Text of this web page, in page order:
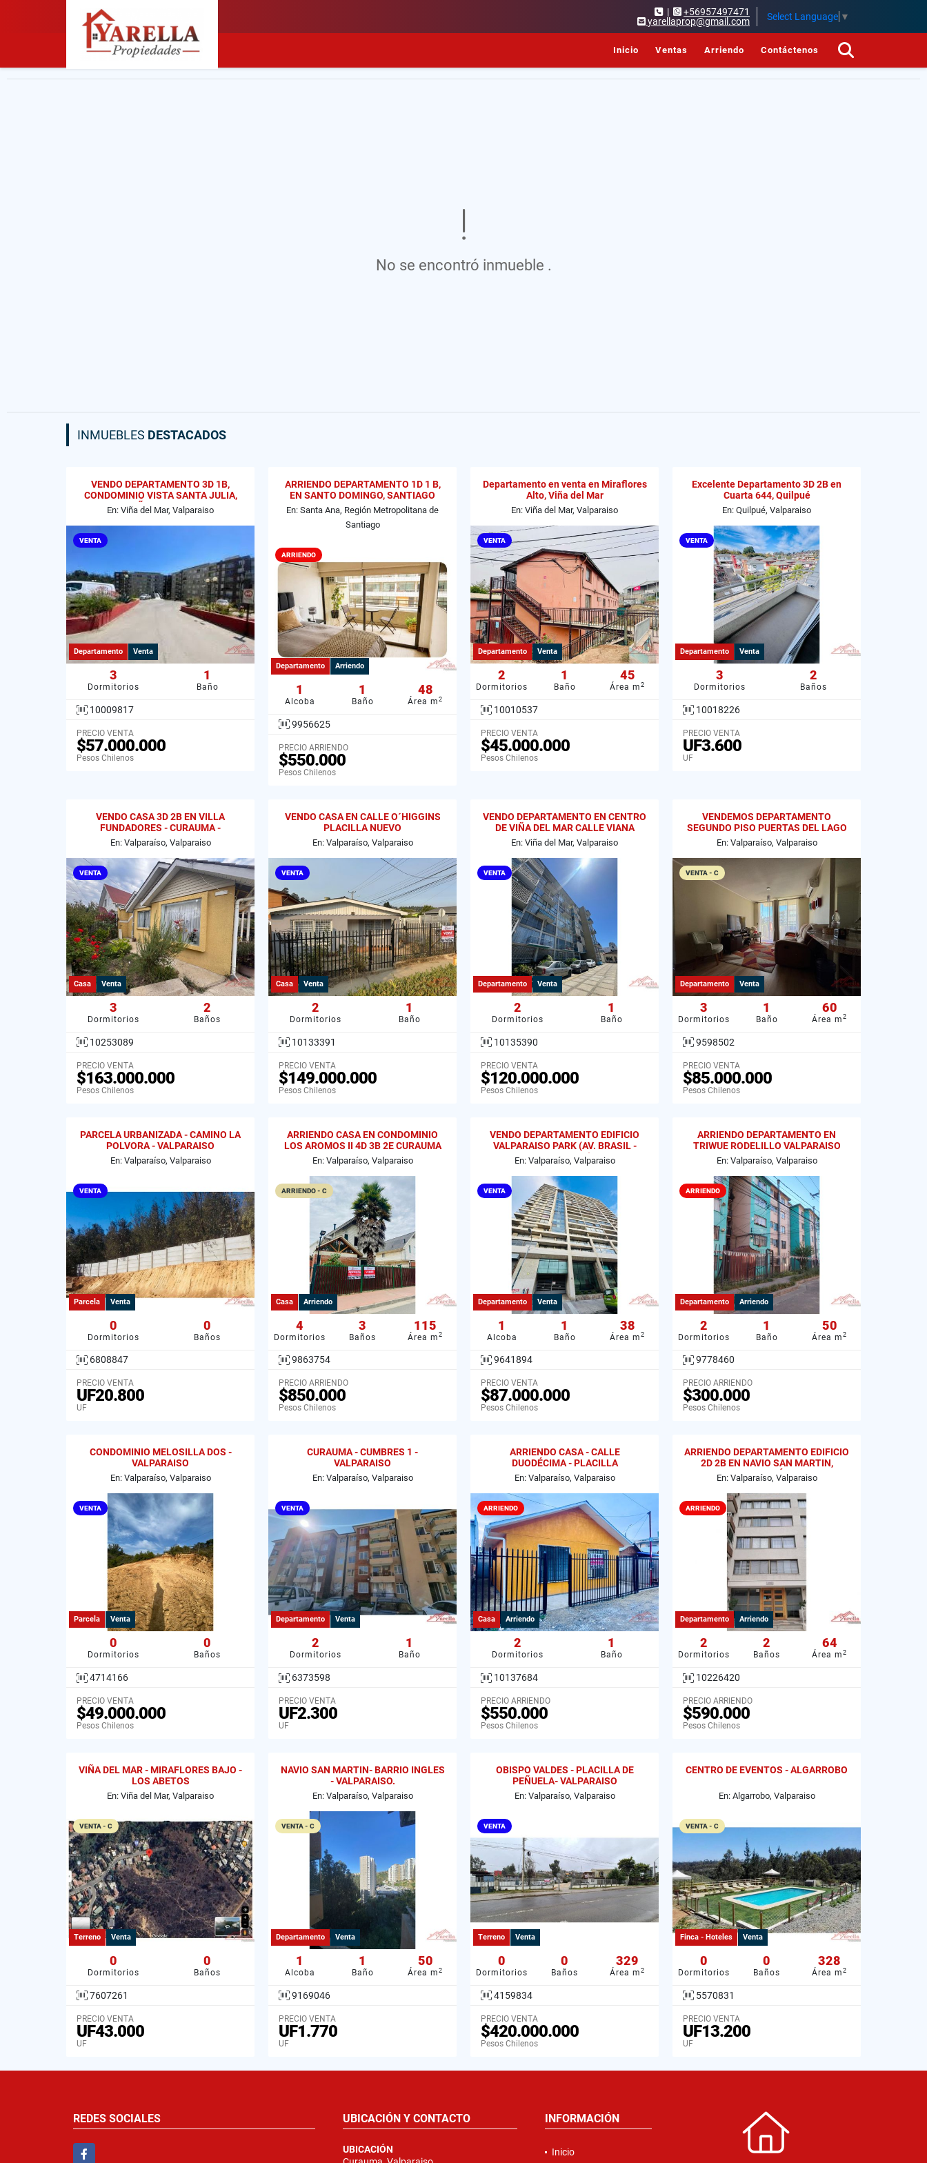
|
+56957497471
yarellaprop@gmail.com
Select Language ▼
Inicio Ventas Arriendo Contáctenos
No se encontró inmueble .
INMUEBLES DESTACADOS
VENDO DEPARTAMENTO 3D 1B,
CONDOMINIO VISTA SANTA JULIA,
VIÑA DEL MAR
En: Viña del Mar, Valparaiso
VENTA
Departamento Venta
3
Dormitorios
1
Baño
10009817
PRECIO VENTA
$57.000.000
Pesos Chilenos
ARRIENDO DEPARTAMENTO 1D 1 B,
EN SANTO DOMINGO, SANTIAGO
En: Santa Ana, Región Metropolitana de
Santiago
ARRIENDO
Departamento Arriendo
1
Alcoba
1
Baño
48
Área m 2
9956625
PRECIO ARRIENDO
$550.000
Pesos Chilenos
Departamento en venta en Miraflores
Alto, Viña del Mar
En: Viña del Mar, Valparaiso
VENTA
Departamento Venta
2
Dormitorios
1
Baño
45
Área m 2
10010537
PRECIO VENTA
$45.000.000
Pesos Chilenos
Excelente Departamento 3D 2B en
Cuarta 644, Quilpué
En: Quilpué, Valparaiso
VENTA
Departamento Venta
3
Dormitorios
2
Baños
10018226
PRECIO VENTA
UF3.600
UF
VENDO CASA 3D 2B EN VILLA
FUNDADORES - CURAUMA -
VALPARAISO.
En: Valparaíso, Valparaiso
VENTA
Casa Venta
3
Dormitorios
2
Baños
10253089
PRECIO VENTA
$163.000.000
Pesos Chilenos
VENDO CASA EN CALLE O´HIGGINS
PLACILLA NUEVO
En: Valparaíso, Valparaiso
VENTA
Casa Venta
2
Dormitorios
1
Baño
10133391
PRECIO VENTA
$149.000.000
Pesos Chilenos
VENDO DEPARTAMENTO EN CENTRO
DE VIÑA DEL MAR CALLE VIANA
En: Viña del Mar, Valparaiso
VENTA
Departamento Venta
2
Dormitorios
1
Baño
10135390
PRECIO VENTA
$120.000.000
Pesos Chilenos
VENDEMOS DEPARTAMENTO
SEGUNDO PISO PUERTAS DEL LAGO
CURAUMA
En: Valparaíso, Valparaiso
VENTA - C
Departamento Venta
3
Dormitorios
1
Baño
60
Área m 2
9598502
PRECIO VENTA
$85.000.000
Pesos Chilenos
PARCELA URBANIZADA - CAMINO LA
POLVORA - VALPARAISO
En: Valparaíso, Valparaiso
VENTA
Parcela Venta
0
Dormitorios
0
Baños
6808847
PRECIO VENTA
UF20.800
UF
ARRIENDO CASA EN CONDOMINIO
LOS AROMOS II 4D 3B 2E CURAUMA
VALPARAISO
En: Valparaíso, Valparaiso
ARRIENDO - C
Casa Arriendo
4
Dormitorios
3
Baños
115
Área m 2
9863754
PRECIO ARRIENDO
$850.000
Pesos Chilenos
VENDO DEPARTAMENTO EDIFICIO
VALPARAISO PARK (AV. BRASIL -
GRAL CRUZ)
En: Valparaíso, Valparaiso
VENTA
Departamento Venta
1
Alcoba
1
Baño
38
Área m 2
9641894
PRECIO VENTA
$87.000.000
Pesos Chilenos
ARRIENDO DEPARTAMENTO EN
TRIWUE RODELILLO VALPARAISO
En: Valparaíso, Valparaiso
ARRIENDO
Departamento Arriendo
2
Dormitorios
1
Baño
50
Área m 2
9778460
PRECIO ARRIENDO
$300.000
Pesos Chilenos
CONDOMINIO MELOSILLA DOS -
VALPARAISO
En: Valparaíso, Valparaiso
VENTA
Parcela Venta
0
Dormitorios
0
Baños
4714166
PRECIO VENTA
$49.000.000
Pesos Chilenos
CURAUMA - CUMBRES 1 -
VALPARAISO
En: Valparaíso, Valparaiso
VENTA
Departamento Venta
2
Dormitorios
1
Baño
6373598
PRECIO VENTA
UF2.300
UF
ARRIENDO CASA - CALLE
DUODÉCIMA - PLACILLA
En: Valparaíso, Valparaiso
ARRIENDO
Casa Arriendo
2
Dormitorios
1
Baño
10137684
PRECIO ARRIENDO
$550.000
Pesos Chilenos
ARRIENDO DEPARTAMENTO EDIFICIO
2D 2B EN NAVIO SAN MARTIN,
VALPARAÍSO
En: Valparaíso, Valparaiso
ARRIENDO
Departamento Arriendo
2
Dormitorios
2
Baños
64
Área m 2
10226420
PRECIO ARRIENDO
$590.000
Pesos Chilenos
VIÑA DEL MAR - MIRAFLORES BAJO -
LOS ABETOS
En: Viña del Mar, Valparaiso
VENTA - C
Terreno Venta
0
Dormitorios
0
Baños
7607261
PRECIO VENTA
UF43.000
UF
NAVIO SAN MARTIN- BARRIO INGLES
- VALPARAISO.
En: Valparaíso, Valparaiso
VENTA - C
Departamento Venta
1
Alcoba
1
Baño
50
Área m 2
9169046
PRECIO VENTA
UF1.770
UF
OBISPO VALDES - PLACILLA DE
PEÑUELA- VALPARAISO
En: Valparaíso, Valparaiso
VENTA
Terreno Venta
0
Dormitorios
0
Baños
329
Área m 2
4159834
PRECIO VENTA
$420.000.000
Pesos Chilenos
CENTRO DE EVENTOS - ALGARROBO
En: Algarrobo, Valparaiso
VENTA - C
Finca - Hoteles Venta
0
Dormitorios
0
Baños
328
Área m 2
5570831
PRECIO VENTA
UF13.200
UF
REDES SOCIALES
Facebook
UBICACIÓN Y CONTACTO
UBICACIÓN
INFORMACIÓN
Inicio